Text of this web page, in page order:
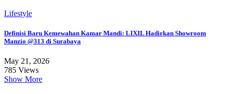
Lifestyle
Definisi Baru Kemewahan Kamar Mandi: LIXIL Hadirkan Showroom
Manzio @313 di Surabaya
May 21, 2026
785 Views
Show More